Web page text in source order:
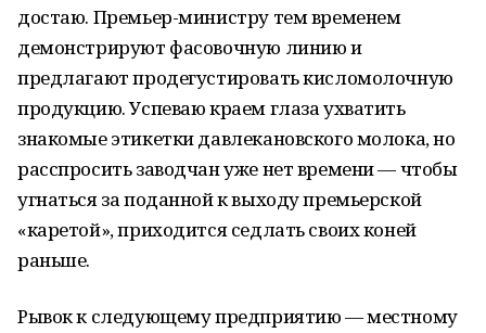
достаю. Премьер-министру тем временем
демонстрируют фасовочную линию и
предлагают продегустировать кисломолочную
продукцию. Успеваю краем глаза ухватить
знакомые этикетки давлекановского молока, но
расспросить заводчан уже нет времени — чтобы
угнаться за поданной к выходу премьерской
«каретой», приходится седлать своих коней
раньше.
Рывок к следующему предприятию — местному